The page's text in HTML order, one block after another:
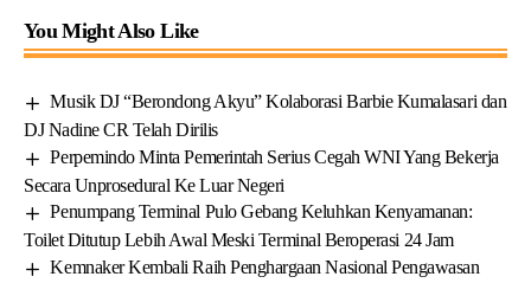
You Might Also Like
Musik DJ “Berondong Akyu” Kolaborasi Barbie Kumalasari dan
DJ Nadine CR Telah Dirilis
Perpemindo Minta Pemerintah Serius Cegah WNI Yang Bekerja
Secara Unprosedural Ke Luar Negeri
Penumpang Terminal Pulo Gebang Keluhkan Kenyamanan:
Toilet Ditutup Lebih Awal Meski Terminal Beroperasi 24 Jam
Kemnaker Kembali Raih Penghargaan Nasional Pengawasan